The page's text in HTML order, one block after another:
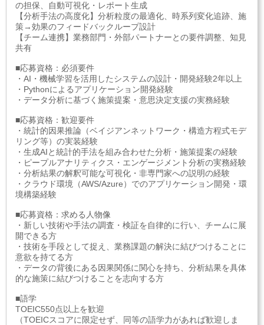
の担保、自動可視化・レポート生成
【分析手法の高度化】分析粒度の最適化、時系列変化追跡、施
策→効果のフィードバックループ設計
【チーム連携】業務部門・外部パートナーとの要件調整、知見
共有
■応募資格：必須要件
・AI・機械学習を活用したシステムの設計・開発経験2年以上
・Pythonによるアプリケーション開発経験
・データ分析に基づく施策提案・意思決定支援の実務経験
■応募資格：歓迎要件
・統計的因果推論（ベイジアンネットワーク・構造方程式モデ
リング等）の実装経験
・生成AIと統計的手法を組み合わせた分析・施策提案の経験
・ピープルアナリティクス・エンゲージメント分析の実務経験
・分析結果の解釈可能な可視化・非専門家への説明の経験
・クラウド環境（AWS/Azure）でのアプリケーション開発・環
境構築経験
■応募資格：求める人物像
・新しい技術や手法の調査・検証を自律的に行い、チームに展
開できる方
・技術を手段として捉え、業務課題の解決に結びつけることに
意欲を持てる方
・データの背後にある因果関係に関心を持ち、分析結果を具体
的な施策に結びつけることを志向する方
■語学
TOEIC550点以上を歓迎
（TOEICスコアに限定せず、同等の語学力があれば歓迎しま